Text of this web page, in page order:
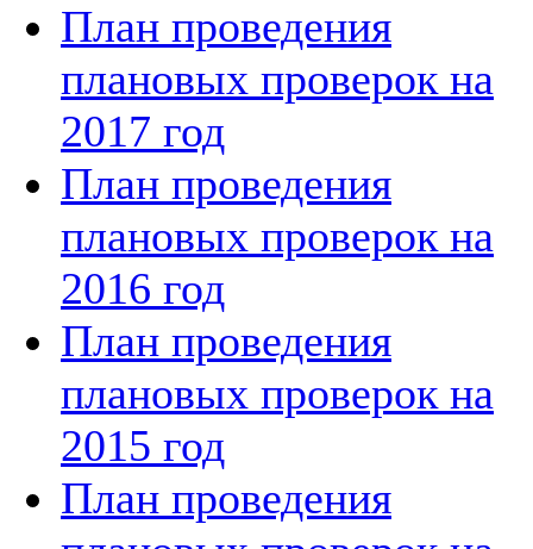
План проведения
плановых проверок на
2017 год
План проведения
плановых проверок на
2016 год
План проведения
плановых проверок на
2015 год
План проведения